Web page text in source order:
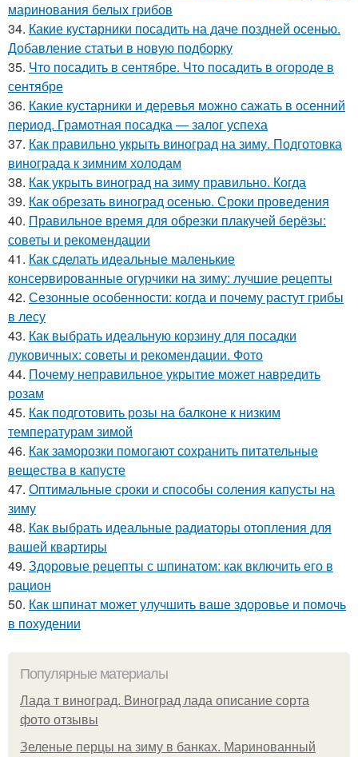
маринования белых грибов
34. Какие кустарники посадить на даче поздней осенью.
Добавление статьи в новую подборку
35. Что посадить в сентябре. Что посадить в огороде в
сентябре
36. Какие кустарники и деревья можно сажать в осенний
период. Грамотная посадка — залог успеха
37. Как правильно укрыть виноград на зиму. Подготовка
винограда к зимним холодам
38. Как укрыть виноград на зиму правильно. Когда
39. Как обрезать виноград осенью. Сроки проведения
40. Правильное время для обрезки плакучей берёзы:
советы и рекомендации
41. Как сделать идеальные маленькие
консервированные огурчики на зиму: лучшие рецепты
42. Сезонные особенности: когда и почему растут грибы
в лесу
43. Как выбрать идеальную корзину для посадки
луковичных: советы и рекомендации. Фото
44. Почему неправильное укрытие может навредить
розам
45. Как подготовить розы на балконе к низким
температурам зимой
46. Как заморозки помогают сохранить питательные
вещества в капусте
47. Оптимальные сроки и способы соления капусты на
зиму
48. Как выбрать идеальные радиаторы отопления для
вашей квартиры
49. Здоровые рецепты с шпинатом: как включить его в
рацион
50. Как шпинат может улучшить ваше здоровье и помочь
в похудении
Популярные материалы
Лада т виноград. Виноград лада описание сорта
фото отзывы
Зеленые перцы на зиму в банках. Маринованный